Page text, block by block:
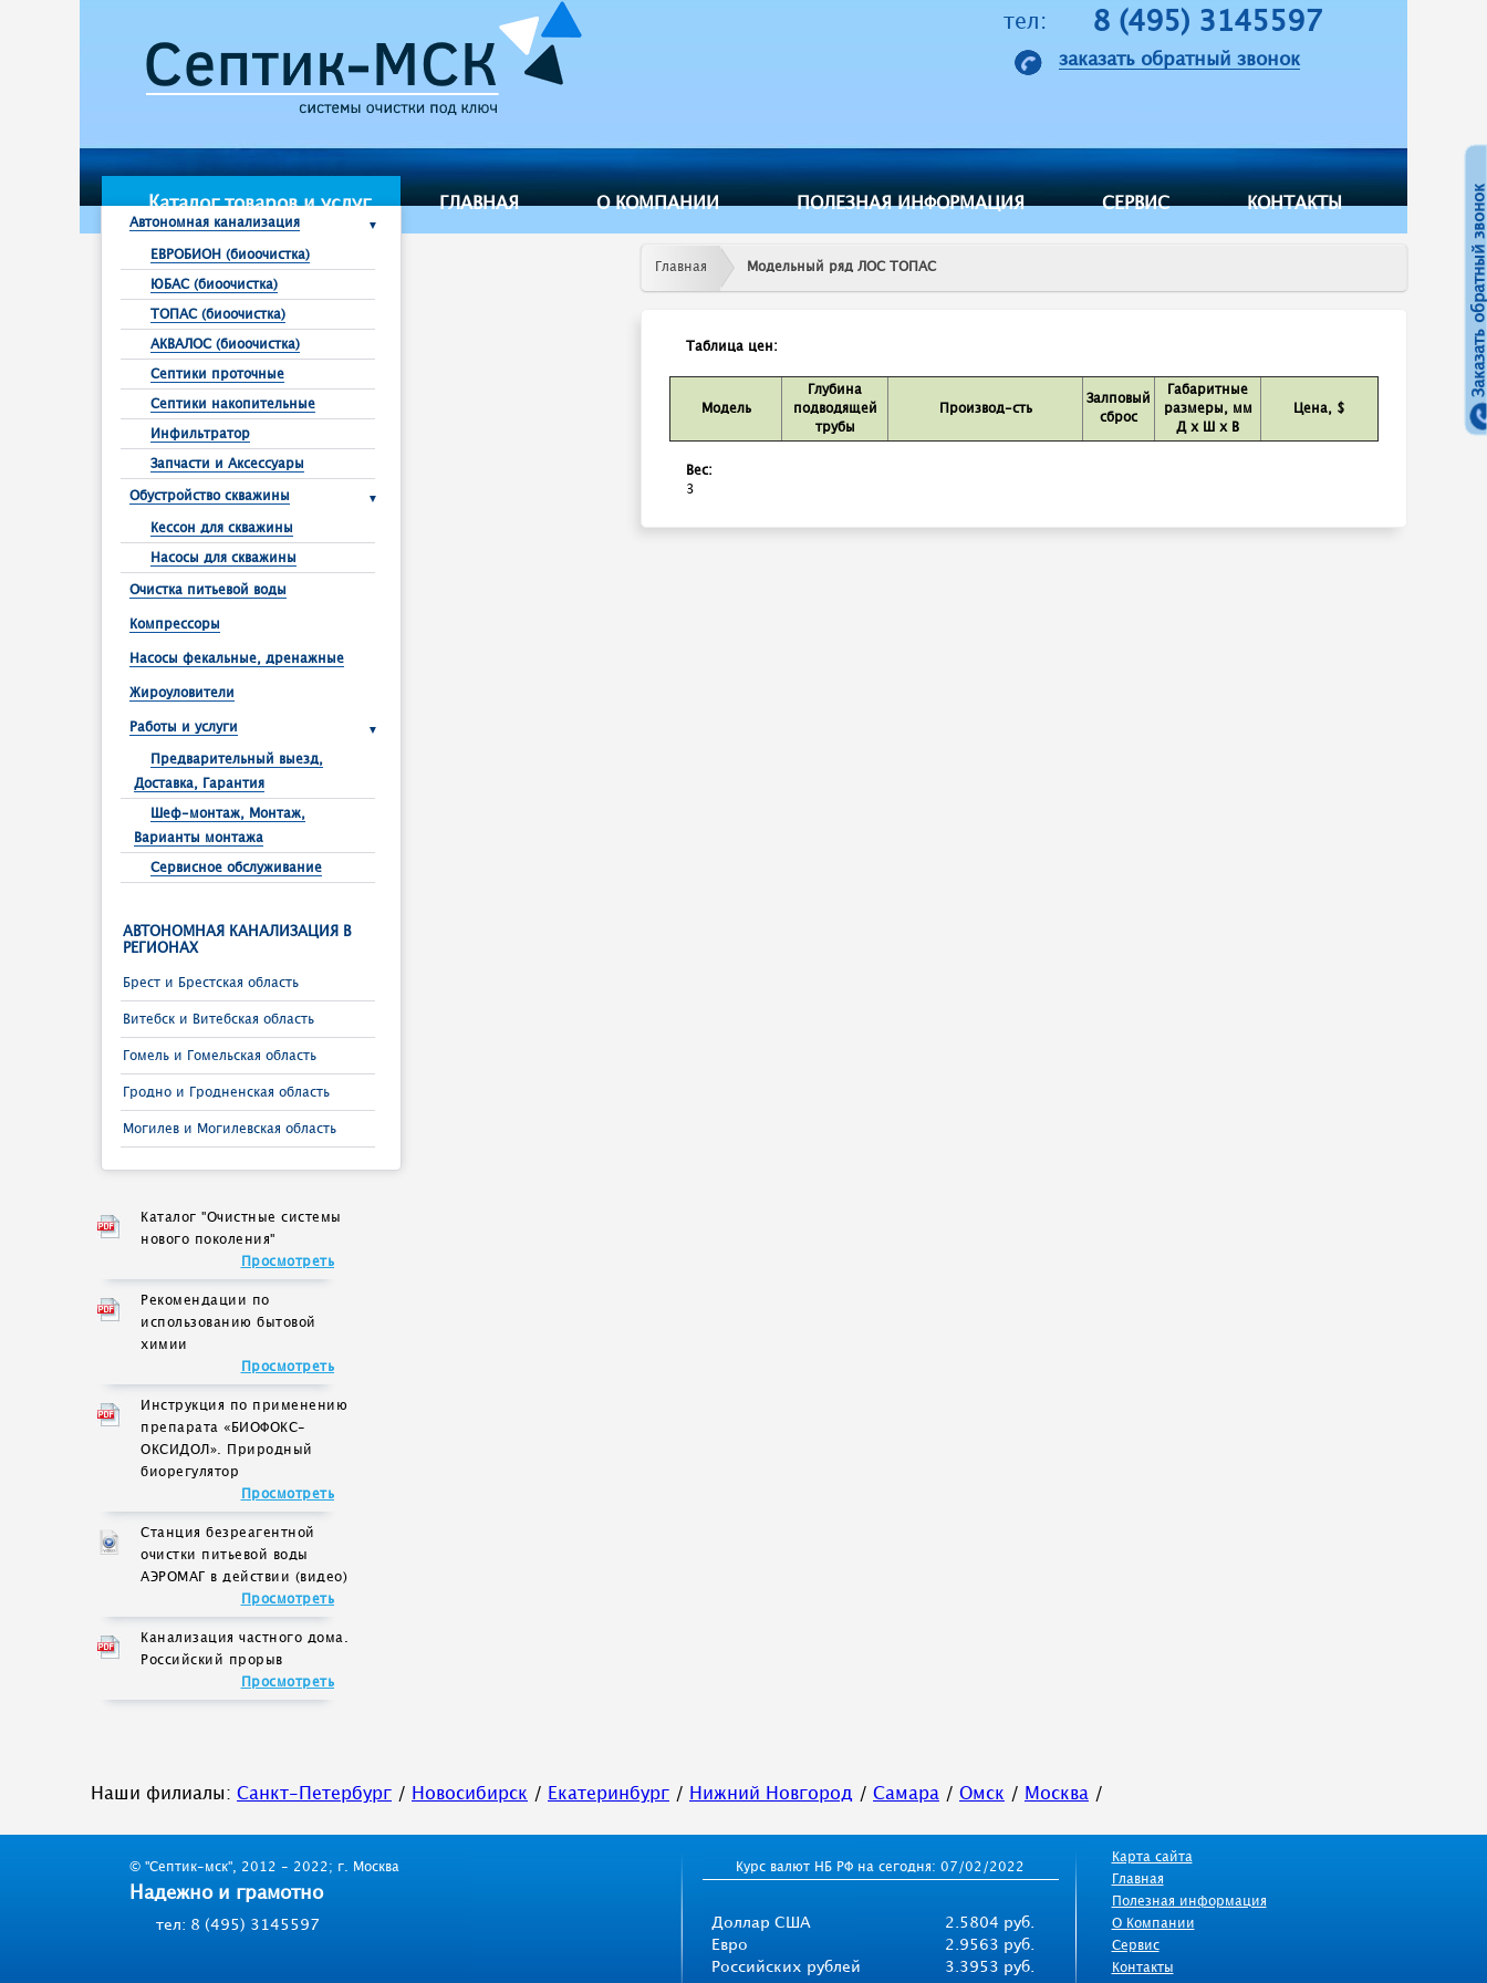
Заказать обратный звонок
тел: 8 (495) 3145597
заказать обратный звонок
Каталог товаров и услуг
Автономная канализация
ЕВРОБИОН (биоочистка)
ЮБАС (биоочистка)
ТОПАС (биоочистка)
АКВАЛОС (биоочистка)
Септики проточные
Септики накопительные
Инфильтратор
Запчасти и Аксессуары
Обустройство скважины
Кессон для скважины
Насосы для скважины
Очистка питьевой воды
Компрессоры
Насосы фекальные, дренажные
Жироуловители
Работы и услуги
Предварительный выезд,
Доставка, Гарантия
Шеф-монтаж, Монтаж,
Варианты монтажа
Сервисное обслуживание
АВТОНОМНАЯ КАНАЛИЗАЦИЯ В
РЕГИОНАХ
Брест и Брестcкая область
Витебск и Витебская область
Гомель и Гомельская область
Гродно и Гродненская область
Могилев и Могилевская область
ГЛАВНАЯ О КОМПАНИИ ПОЛЕЗНАЯ ИНФОРМАЦИЯ СЕРВИС КОНТАКТЫ
Главная Модельный ряд ЛОС ТОПАС
Таблица цен:
Модель
Глубина
подводящей
трубы
Производ-сть
Залповый
сброс
Габаритные
размеры, мм
Д х Ш х В
Цена, $
Вес:
3
Каталог "Очистные системы
нового поколения"
Просмотреть
Рекомендации по
использованию бытовой
химии
Просмотреть
Инструкция по применению
препарата «БИОФОКС-
ОКСИДОЛ». Природный
биорегулятор
Просмотреть
Станция безреагентной
очистки питьевой воды
АЭРОМАГ в действии (видео)
Просмотреть
Канализация частного дома.
Российский прорыв
Просмотреть
Наши филиалы: Санкт-Петербург / Новосибирск / Екатеринбург / Нижний Новгород / Самара / Омск / Москва /
© "Септик-мск", 2012 - 2022; г. Москва
Надежно и грамотно
тел: 8 (495) 3145597
Курс валют НБ РФ на сегодня: 07/02/2022
Доллар США
2.5804 руб.
Евро
2.9563 руб.
Российских рублей
3.3953 руб.
Карта сайта
Главная
Полезная информация
О Компании
Сервис
Контакты